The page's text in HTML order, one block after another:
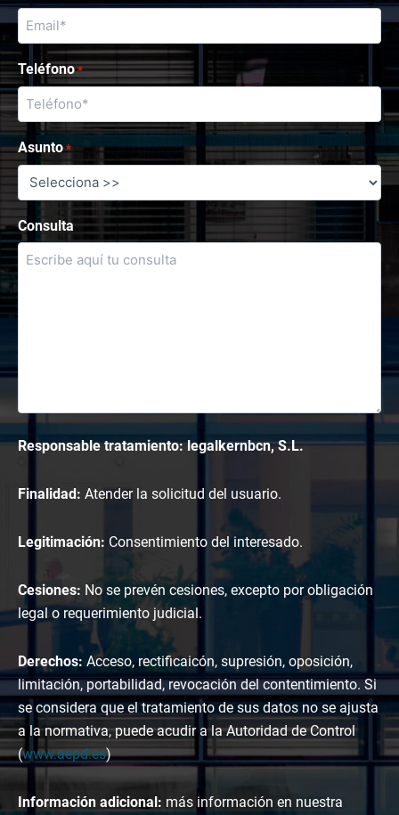
Teléfono *
Asunto *
Consulta
Responsable tratamiento: legalkernbcn, S.L.
Finalidad: Atender la solicitud del usuario.
Legitimación: Consentimiento del interesado.
Cesiones: No se prevén cesiones, excepto por obligación
legal o requerimiento judicial.
Derechos: Acceso, rectificaicón, supresión, oposición,
limitación, portabilidad, revocación del contentimiento. Si
se considera que el tratamiento de sus datos no se ajusta
a la normativa, puede acudir a la Autoridad de Control
(www.aepd.es)
Información adicional: más información en nuestra